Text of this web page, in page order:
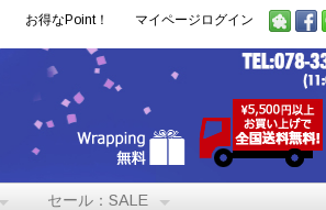
お得なPoint！ マイページログイン
セール：SALE